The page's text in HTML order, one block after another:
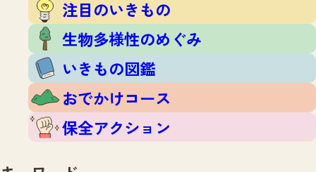
ふくおかいきものマップ
マッチングTOP
掲載申し込みフォーム
お問合せ
注目のいきもの
生物多様性のめぐみ
いきもの図鑑
おでかけコース
保全アクション